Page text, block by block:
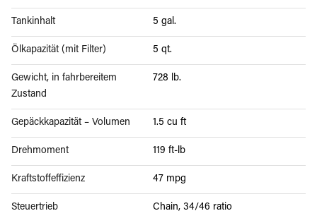
Tankinhalt 5 gal.
Ölkapazität (mit Filter) 5 qt.
Gewicht, in fahrbereitem
Zustand
728 lb.
Gepäckkapazität – Volumen 1.5 cu ft
Drehmoment 119 ft-lb
Kraftstoffeffizienz 47 mpg
Steuertrieb Chain, 34/46 ratio